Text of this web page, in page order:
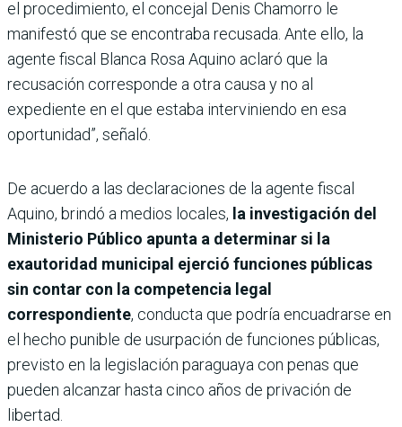
el procedimiento, el concejal Denis Chamorro le
manifestó que se encontraba recusada. Ante ello, la
agente fiscal Blanca Rosa Aquino aclaró que la
recusación corresponde a otra causa y no al
expediente en el que estaba interviniendo en esa
oportunidad”, señaló.
De acuerdo a las declaraciones de la agente fiscal
Aquino, brindó a medios locales, la investigación del
Ministerio Público apunta a determinar si la
exautoridad municipal ejerció funciones públicas
sin contar con la competencia legal
correspondiente, conducta que podría encuadrarse en
el hecho punible de usurpación de funciones públicas,
previsto en la legislación paraguaya con penas que
pueden alcanzar hasta cinco años de privación de
libertad.